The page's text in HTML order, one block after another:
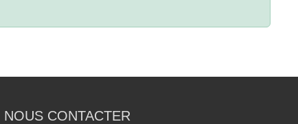
NOUS CONTACTER